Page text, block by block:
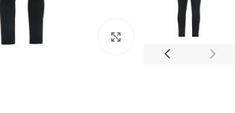
برای بزرگنمایی کلیک کنید